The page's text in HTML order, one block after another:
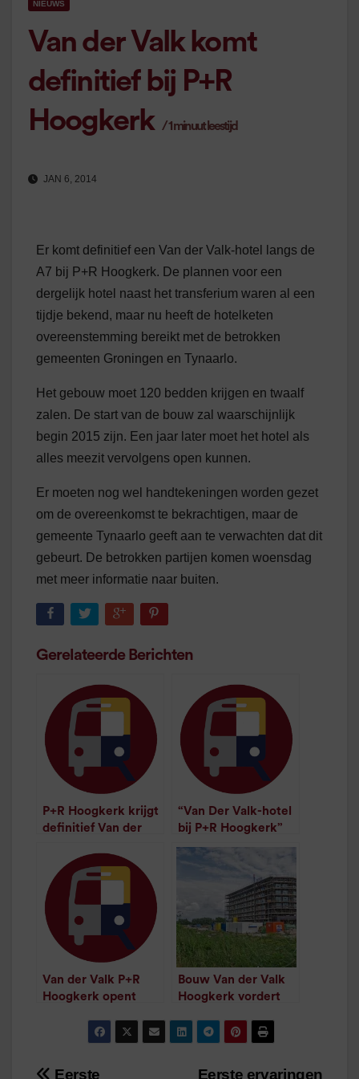
NIEUWS
Van der Valk komt
definitief bij P+R
Hoogkerk
/1 minuut leestijd
JAN 6, 2014
Er komt definitief een Van der Valk-hotel langs de
A7 bij P+R Hoogkerk. De plannen voor een
dergelijk hotel naast het transferium waren al een
tijdje bekend, maar nu heeft de hotelketen
overeenstemming bereikt met de betrokken
gemeenten Groningen en Tynaarlo.
Het gebouw moet 120 bedden krijgen en twaalf
zalen. De start van de bouw zal waarschijnlijk
begin 2015 zijn. Een jaar later moet het hotel als
alles meezit vervolgens open kunnen.
Er moeten nog wel handtekeningen worden gezet
om de overeenkomst te bekrachtigen, maar de
gemeente Tynaarlo geeft aan te verwachten dat dit
gebeurt. De betrokken partijen komen woensdag
met meer informatie naar buiten.
Gerelateerde Berichten
P+R Hoogkerk krijgt
definitief Van der
minuut leestijd
“Van Der Valk-hotel
bij P+R Hoogkerk”
/1minuut leestijd
Van der Valk P+R
Hoogkerk opent
minuut leestijd
Bouw Van der Valk
Hoogkerk vordert
/ minuut leestijd
Eerste ervaringen
Eerste